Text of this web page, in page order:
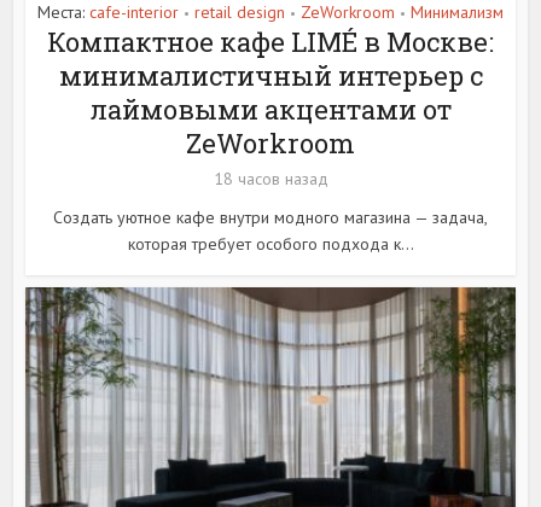
Места: cafe-interior • retail design • ZeWorkroom • Минимализм
Компактное кафе LIMÉ в Москве:
минималистичный интерьер с
лаймовыми акцентами от
ZeWorkroom
18 часов назад
Создать уютное кафе внутри модного магазина — задача,
которая требует особого подхода к...